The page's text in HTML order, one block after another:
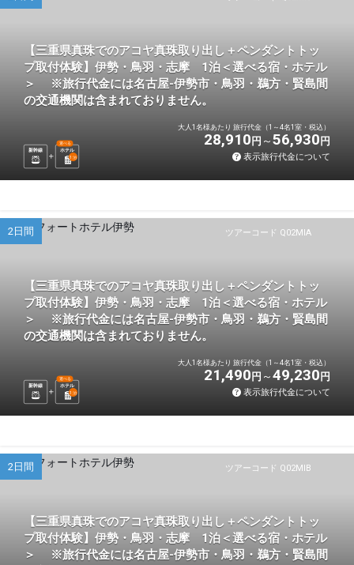
【三重県真珠でのアコヤ真珠取り出し＋ペンダントトッ
プ取付体験】伊勢・鳥羽・志摩 1泊＜選べる宿・ホテル
＞ ※旅行代金には名古屋-伊勢市・鳥羽・鵜方・賢島間
の交通機関は含まれておりません。
新幹線 ホテル
選べる
1 泊
大人1名様あたり 旅行代金（1～4名1室・税込）
28,910 円 56,930 円
表示旅行代金について
ツアーコード Q02MIA
2日間
【三重県真珠でのアコヤ真珠取り出し＋ペンダントトッ
プ取付体験】伊勢・鳥羽・志摩 1泊＜選べる宿・ホテル
＞ ※旅行代金には名古屋-伊勢市・鳥羽・鵜方・賢島間
の交通機関は含まれておりません。
新幹線 ホテル
選べる
1 泊
大人1名様あたり 旅行代金（1～4名1室・税込）
21,490 円 49,230 円
表示旅行代金について
ツアーコード Q02MIB
2日間
【三重県真珠でのアコヤ真珠取り出し＋ペンダントトッ
プ取付体験】伊勢・鳥羽・志摩 1泊＜選べる宿・ホテル
＞ ※旅行代金には名古屋-伊勢市・鳥羽・鵜方・賢島間